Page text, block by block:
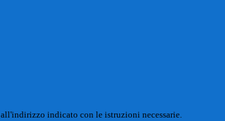
indicato con le istruzioni necessarie.